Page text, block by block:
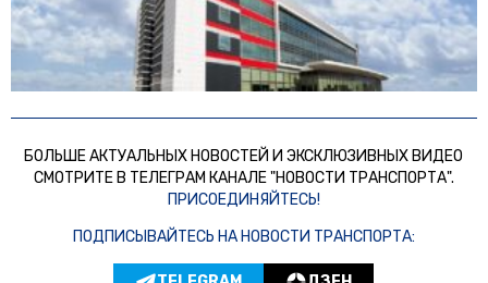
БОЛЬШЕ АКТУАЛЬНЫХ НОВОСТЕЙ И ЭКСКЛЮЗИВНЫХ ВИДЕО
СМОТРИТЕ В ТЕЛЕГРАМ КАНАЛЕ "НОВОСТИ ТРАНСПОРТА".
ПРИСОЕДИНЯЙТЕСЬ!
ПОДПИСЫВАЙТЕСЬ НА НОВОСТИ ТРАНСПОРТА: